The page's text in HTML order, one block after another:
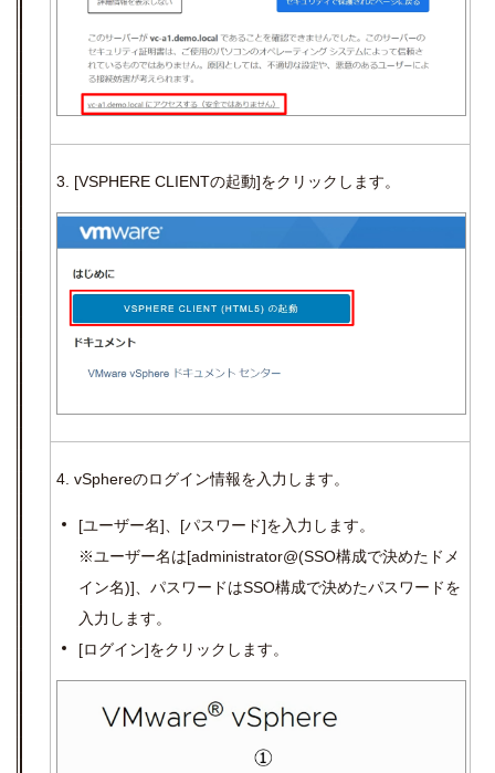
3. [VSPHERE CLIENTの起動]をクリックします。
4. vSphereのログイン情報を入力します。
[ユーザー名]、 [パスワード]を入力します。
※ユーザー名は[administrator@(SSO構成で決めたドメ
イン名)]、パスワードはSSO構成で決めたパスワードを
入力します。
[ログイン]をクリックします。